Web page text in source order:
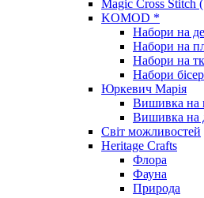
Magic Cross Stitch
KOMOD *
Набори на
Набори на
Набори на
Набори
Юркевич Марія
Вишивка на
Вишивка на
Світ можливостей
Heritage Crafts
Флора
Фауна
Природа